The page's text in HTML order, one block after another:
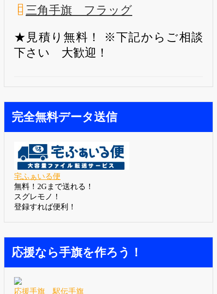
三角手旗 フラッグ
★見積り無料！ ※下記からご相談
下さい 大歓迎！
完全無料データ送信
宅ふぁいる便
無料！2Gまで送れる！
スグレモノ！
登録すれば便利！
応援なら手旗を作ろう！
応援手旗 駅伝手旗